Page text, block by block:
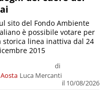
Aosta
di
Luca Mercanti
il 10/08/2026
sito del Fondo Ambiente
è possibile votare per
storica linea inattiva dal 24
2015